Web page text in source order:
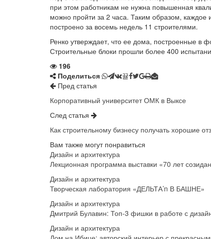
при этом работникам не нужна повышенная
можно пройти за 2 часа. Таким образом,
построено за восемь недель 11 строителями.
Ренко утверждает, что ее дома, построенные в
Строительные блоки прошли более 400
196
Поделиться
Пред статья
Корпоративный университет ОМК в Выксе
След статья
Как строительному бизнесу получать хорошие
Вам также могут понравиться
Дизайн и архитектура
Лекционная программа выставки «70 лет
Дизайн и архитектура
Творческая лаборатория «ДЕЛЬТА’n В БАШНЕ»
Дизайн и архитектура
Дмитрий Булавин: Топ-3 фишки в работе с
Дизайн и архитектура